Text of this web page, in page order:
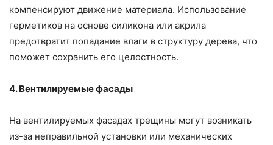
компенсируют движение материала. Использование
герметиков на основе силикона или акрила
предотвратит попадание влаги в структуру дерева, что
поможет сохранить его целостность.
4. Вентилируемые фасады
На вентилируемых фасадах трещины могут возникать
из-за неправильной установки или механических